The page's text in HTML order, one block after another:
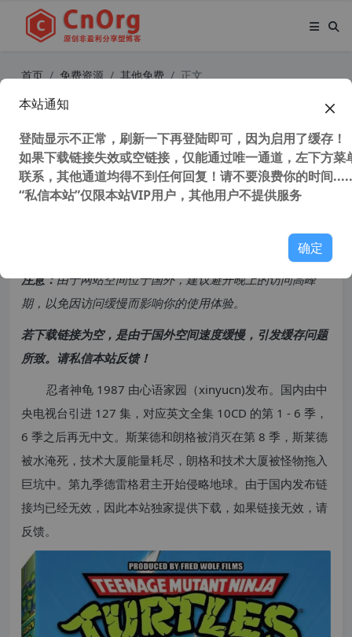
首页 免费资源 其他免费 正文
70-80后回忆忍者神龟Teenage Muta
nt Ninja Turtles (1987)英文全集
113,698 次浏览次阅读
注意：由于网站空间位于国外，建议避开晚上的访问高峰
期，以免因访问缓慢而影响你的使用体验。
若下载链接为空，是由于国外空间速度缓慢，引发缓存问题
所致。请私信本站反馈！
忍者神龟 1987 由心语家园（xinyucn)发布。国内由中
央电视台引进 127 集，对应英文全集 10CD 的第 1 - 6 季，
6 季之后再无中文。斯莱德和朗格被消灭在第 8 季，斯莱德
被水淹死，技术大厦能量耗尽，朗格和技术大厦被怪物拖入
巨坑中。第九季德雷格君主开始侵略地球。由于国内发布链
接均已经无效，因此本站独家提供下载，如果链接无效，请
反馈。
本站通知
登陆显示不正常，刷新一下再登陆即可，因为启用了缓存！
如果下载链接失效或空链接，仅能通过唯一通道，左下方菜
联系，其他通道均得不到任何回复！请不要浪费你的时间
“私信本站”仅限本站VIP用户，其他用户不提供服务
确定